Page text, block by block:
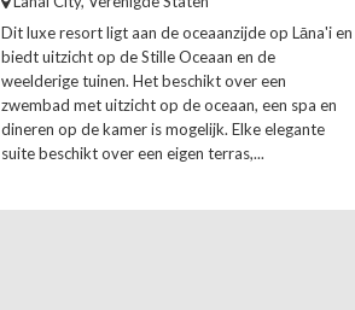
Dit luxe resort ligt aan de oceaanzijde op Lāna'i en
biedt uitzicht op de Stille Oceaan en de
weelderige tuinen. Het beschikt over een
zwembad met uitzicht op de oceaan, een spa en
dineren op de kamer is mogelijk. Elke elegante
suite beschikt over een eigen terras,...